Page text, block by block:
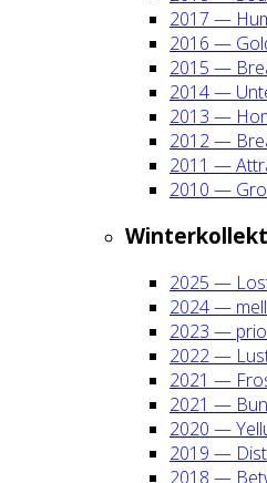
2017 —
2016 —
2015 —
2014 —
2013 —
2012 —
2011 —
2010 —
2025 —
2024 —
2023 —
2022 —
2021 —
2021 —
2020 —
2019 —
2018 —